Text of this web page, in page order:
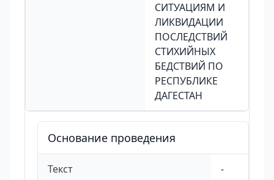
СИТУАЦИЯМ И
ЛИКВИДАЦИИ
ПОСЛЕДСТВИЙ
СТИХИЙНЫХ
БЕДСТВИЙ ПО
РЕСПУБЛИКЕ
ДАГЕСТАН
Основание проведения
Текст -